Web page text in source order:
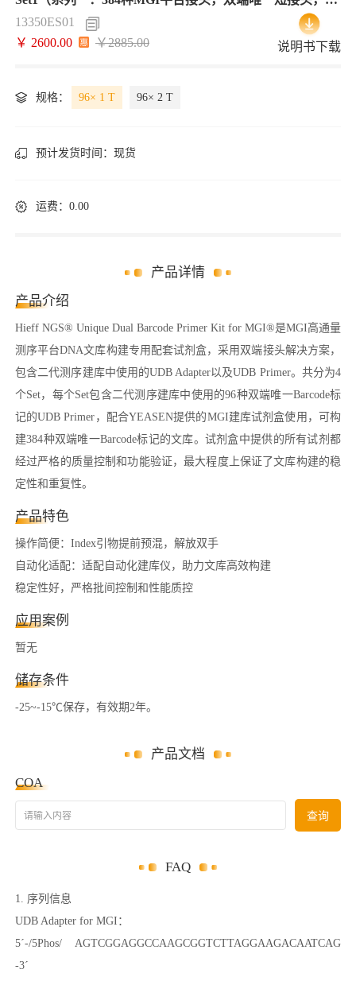
Set1）
13350ES01
￥ 2600.00
￥2885.00 说明书下载
规格： 96× 1 T 96× 2 T
预计发货时间： 现货
运费：0.00
产品详情
产品介绍
Hieff NGS® Unique Dual Barcode Primer Kit for MGI®是MGI高通量
测序平台DNA文库构建专用配套试剂盒，采用双端接头解决方案，
包含二代测序建库中使用的UDB Adapter以及UDB Primer。共分为4
个Set，每个Set包含二代测序建库中使用的96种双端唯一Barcode标
记的UDB Primer，配合YEASEN提供的MGI建库试剂盒使用，可构
建384种双端唯一Barcode标记的文库。试剂盒中提供的所有试剂都
经过严格的质量控制和功能验证，最大程度上保证了文库构建的稳
定性和重复性。
产品特色
操作简便：Index引物提前预混，解放双手
自动化适配：适配自动化建库仪，助力文库高效构建
稳定性好，严格批间控制和性能质控
应用案例
暂无
储存条件
-25~-15℃保存，有效期2年。
产品文档
COA
请输入内容 查询
FAQ
1. 序列信息
UDB Adapter for MGI：
5´-/5Phos/ AGTCGGAGGCCAAGCGGTCTTAGGAAGACAATCAG
-3´